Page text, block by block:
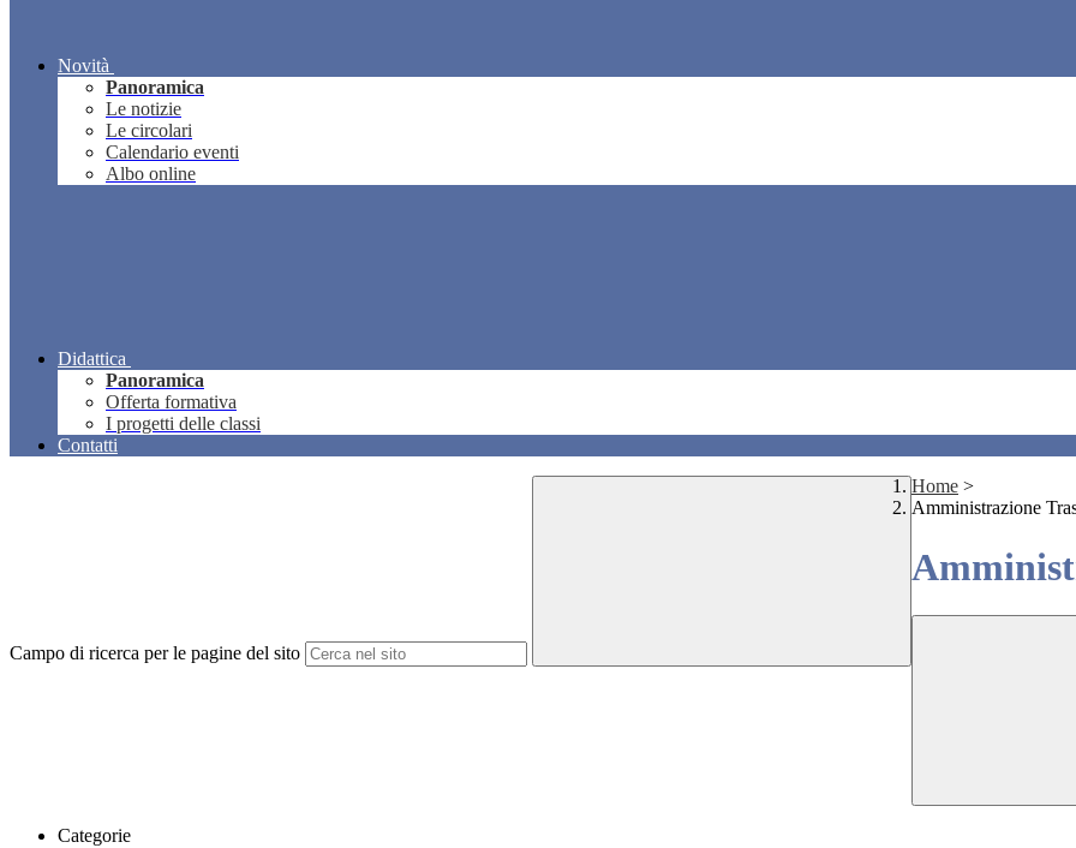
Novità
Panoramica
Le notizie
Le circolari
Calendario eventi
Albo online
Didattica
Panoramica
Offerta formativa
I progetti delle classi
Contatti
Campo di ricerca per le pagine del sito
Home >
Amministrazione
Categorie